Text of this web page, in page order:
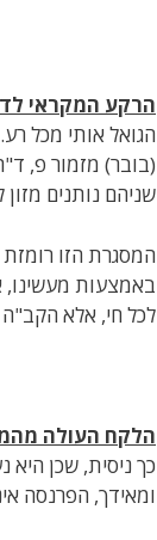
הרקע המקראי
הגואל אותי מכל
(בובר) מזמור פ,
שניהם נותנים
המסגרת הזו
באמצעות מעשינו,
לכל חי, אלא
הלקח העולה
כך ניסית, שכן
ומאידך, הפרנסה